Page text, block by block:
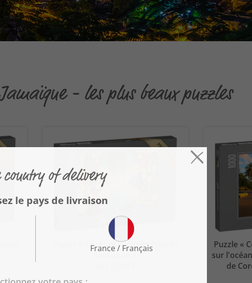
- les plus beaux puzzles
Puzzle « Fruits et légumes frais de
Puzzle «
sur
de